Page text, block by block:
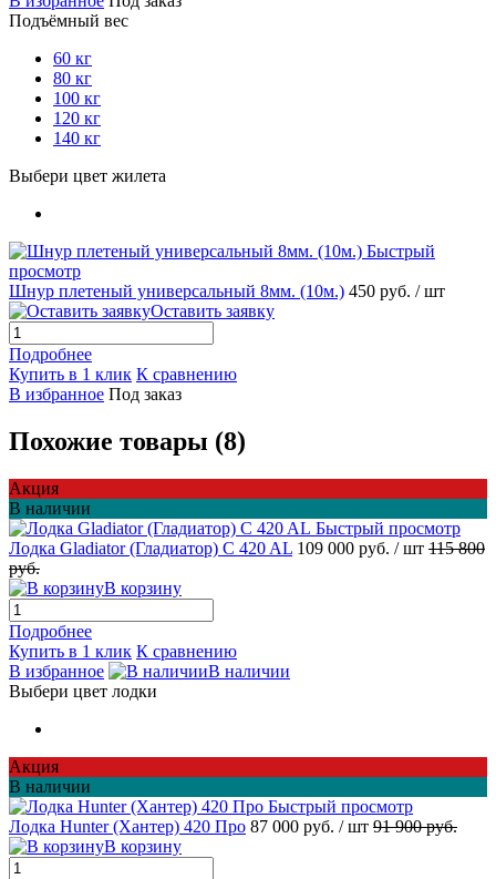
Подъёмный вес
60 кг
80 кг
100 кг
120 кг
140 кг
Выбери цвет жилета
Быстрый
просмотр
Шнур плетеный универсальный 8мм. (10м.) 450 руб. / шт
Оставить заявку
Подробнее
Купить в 1 клик К сравнению
В избранное Под заказ
Похожие товары (8)
Акция
В наличии
Быстрый просмотр
Лодка Gladiator (Гладиатор) C 420 AL 109 000 руб. / шт 115 800
руб.
В корзину
Подробнее
Купить в 1 клик К сравнению
В избранное
В наличии
Выбери цвет лодки
Акция
В наличии
Быстрый просмотр
Лодка Hunter (Хантер) 420 Про 87 000 руб. / шт 91 900 руб.
В корзину